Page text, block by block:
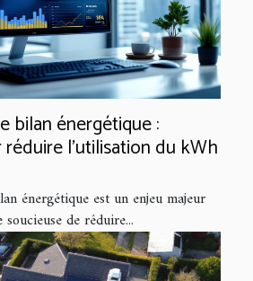
bilan énergétique :
l'utilisation du kWh
énergétique est un enjeu majeur
de réduire...